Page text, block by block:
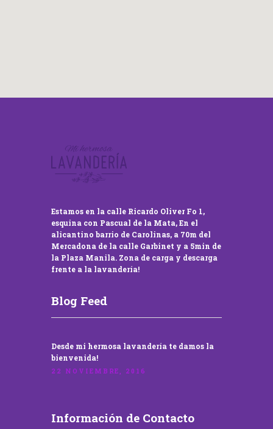
Estamos en la calle Ricardo Oliver Fo 1,
esquina con Pascual de la Mata, En el
alicantino barrio de Carolinas, a 70m del
Mercadona de la calle Garbinet y a 5min de
la Plaza Manila. Zona de carga y descarga
frente a la lavandería!
Blog Feed
Desde mi hermosa lavandería te damos la
bienvenida!
22 NOVIEMBRE, 2016
Información de Contacto